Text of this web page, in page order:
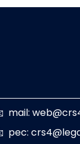
mail:
pec: